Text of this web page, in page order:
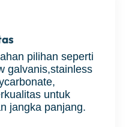
pilihan seperti
galvanis,stainless
untuk
jangka panjang.